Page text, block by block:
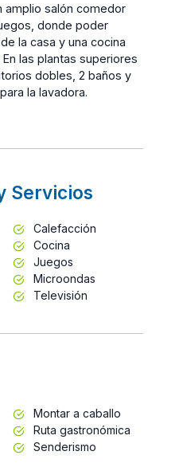
amplio salón comedor
donde poder
la casa y una cocina
las plantas superiores
dobles, 2 baños y
la lavadora.
Servicios
Calefacción
Cocina
Juegos
Microondas
Televisión
Montar a caballo
Ruta gastronómica
Senderismo